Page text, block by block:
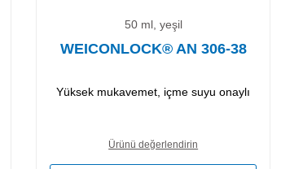
50 ml, yeşil
WEICONLOCK® AN 306-38
Yüksek mukavemet, içme suyu onaylı
Ürünü değerlendirin